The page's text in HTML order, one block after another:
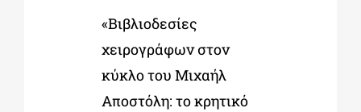
«Βιβλιοδεσίες
χειρογράφων στον
κύκλο του Μιχαήλ
Αποστόλη: το κρητικό